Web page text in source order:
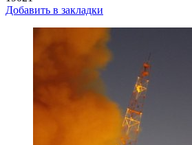
Добавить в закладки